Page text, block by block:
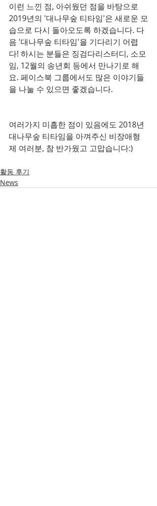
이런 느낀 점, 아쉬웠던 점을 바탕으로
2019년의 '대나무숲 티타임'은 새로운 모
습으로 다시 돌아오도록 하겠습니다. 다
음 '대나무숲 티타임'을 기다리기 어렵
다! 하시는 분들은 징검다리스터디, 소모
임, 12월의 송년회 등에서 만나기로 해
요. 페이스북 그룹에서도 많은 이야기들
을 나눌 수 있으면 좋겠습니다.
여러가지 미흡한 점이 있음에도 2018년
대나무숲 티타임을 아껴주신 비장애형
제 여러분, 참 반가웠고 고맙습니다:)
활동 후기
News